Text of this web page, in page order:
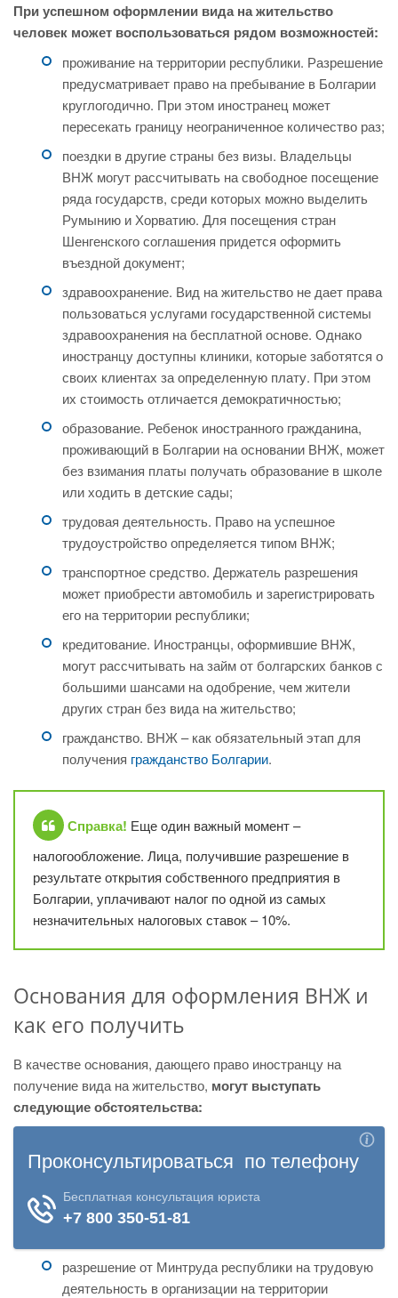
При успешном оформлении вида на жительство
человек может воспользоваться рядом возможностей:
проживание на территории республики. Разрешение
предусматривает право на пребывание в Болгарии
круглогодично. При этом иностранец может
пересекать границу неограниченное количество раз;
поездки в другие страны без визы. Владельцы
ВНЖ могут рассчитывать на свободное посещение
ряда государств, среди которых можно выделить
Румынию и Хорватию. Для посещения стран
Шенгенского соглашения придется оформить
въездной документ;
здравоохранение. Вид на жительство не дает права
пользоваться услугами государственной системы
здравоохранения на бесплатной основе. Однако
иностранцу доступны клиники, которые заботятся о
своих клиентах за определенную плату. При этом
их стоимость отличается демократичностью;
образование. Ребенок иностранного гражданина,
проживающий в Болгарии на основании ВНЖ, может
без взимания платы получать образование в школе
или ходить в детские сады;
трудовая деятельность. Право на успешное
трудоустройство определяется типом ВНЖ;
транспортное средство. Держатель разрешения
может приобрести автомобиль и зарегистрировать
его на территории республики;
кредитование. Иностранцы, оформившие ВНЖ,
могут рассчитывать на займ от болгарских банков с
большими шансами на одобрение, чем жители
других стран без вида на жительство;
гражданство. ВНЖ – как обязательный этап для
получения гражданство Болгарии.
Справка! Еще один важный момент –
налогообложение. Лица, получившие разрешение в
результате открытия собственного предприятия в
Болгарии, уплачивают налог по одной из самых
незначительных налоговых ставок – 10%.
Основания для оформления ВНЖ и
как его получить
В качестве основания, дающего право иностранцу на
получение вида на жительство, могут выступать
следующие обстоятельства:
разрешение от Минтруда республики на трудовую
деятельность в организации на территории